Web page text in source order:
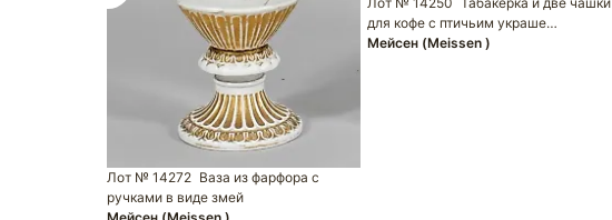
Лот № 14272 Ваза из фарфора с
ручками в виде змей
для кофе с птичьим украше…
Мейсен (Meissen )